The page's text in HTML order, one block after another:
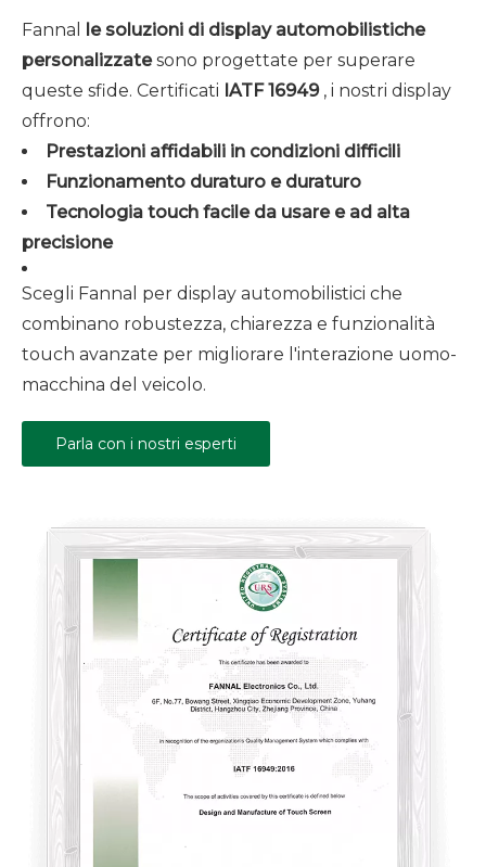
Fannal le soluzioni di display automobilistiche
personalizzatesono progettate per superare
queste sfide. Certificati IATF 16949 , i nostri display
offrono:
Prestazioni affidabili in condizioni difficili
Funzionamento duraturo e duraturo
Tecnologia touch facile da usare e ad alta
precisione
Scegli Fannal per display automobilistici che
combinano robustezza, chiarezza e funzionalità
touch avanzate per migliorare l'interazione uomo-
macchina del veicolo.
Parla con i nostri esperti